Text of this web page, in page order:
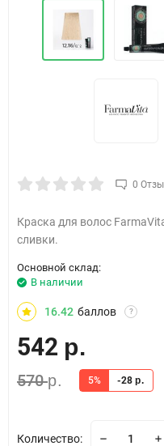
0
Краска для волос
сливки.
Основной склад:
В наличии
16.42 баллов ?
542 р.
570р. 5% -28 р.
Количество: